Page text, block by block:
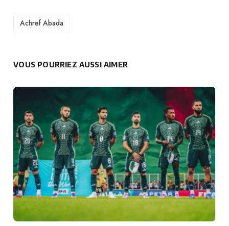
TAGS
Achref Abada
VOUS POURRIEZ AUSSI AIMER